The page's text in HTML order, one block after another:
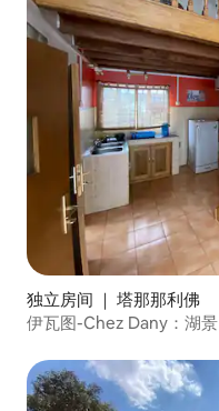
独立房间 ｜ 塔那那利佛
伊瓦图-Chez Dany：湖景